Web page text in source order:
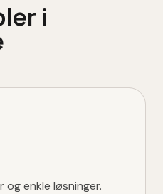
i
og enkle løsninger.